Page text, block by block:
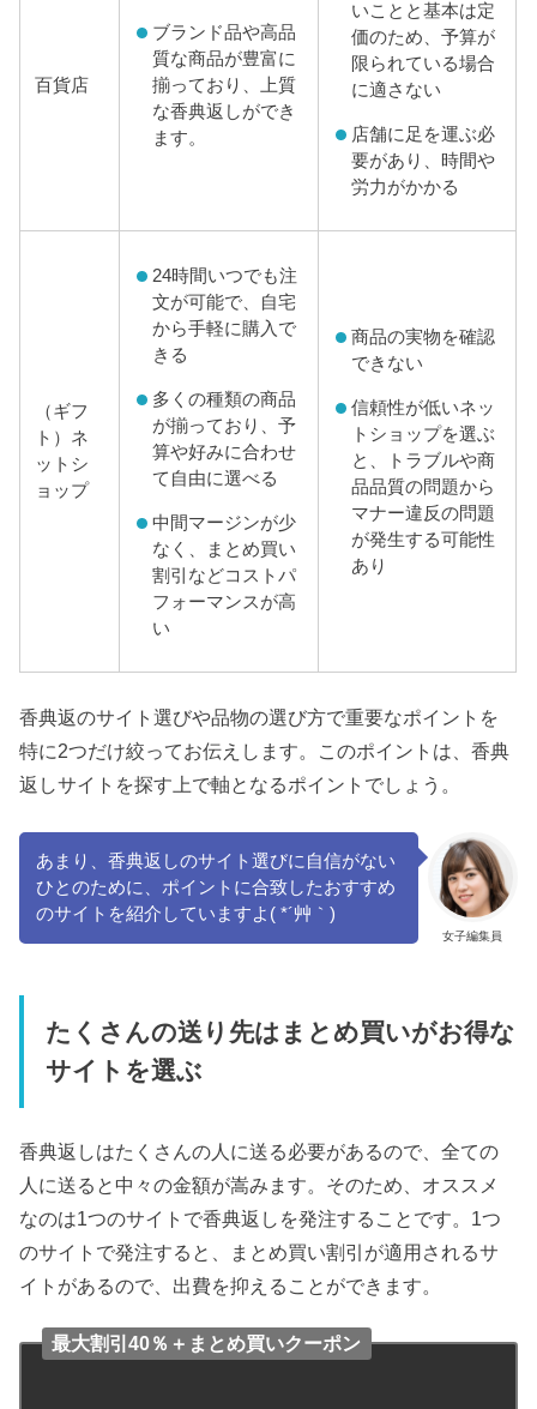
百貨店
ブランド品や高品
質な商品が豊富に
揃っており、上質
な香典返しができ
ます。
いことと基本は定
価のため、予算が
限られている場合
に適さない
店舗に足を運ぶ必
要があり、時間や
労力がかかる
（ギフ
ト）ネ
ットシ
ョップ
24時間いつでも注
文が可能で、自宅
から手軽に購入で
きる
多くの種類の商品
が揃っており、予
算や好みに合わせ
て自由に選べる
中間マージンが少
なく、まとめ買い
割引などコストパ
フォーマンスが高
い
商品の実物を確認
できない
信頼性が低いネッ
トショップを選ぶ
と、トラブルや商
品品質の問題から
マナー違反の問題
が発生する可能性
あり
香典返のサイト選びや品物の選び方で重要なポイントを
特に2つだけ絞ってお伝えします。このポイントは、香典
返しサイトを探す上で軸となるポイントでしょう。
女子編集員
あまり、香典返しのサイト選びに自信がない
ひとのために、ポイントに合致したおすすめ
のサイトを紹介していますよ( *´艸｀)
たくさんの送り先はまとめ買いがお得な
サイトを選ぶ
香典返しはたくさんの人に送る必要があるので、全ての
人に送ると中々の金額が嵩みます。そのため、オススメ
なのは1つのサイトで香典返しを発注することです。1つ
のサイトで発注すると、まとめ買い割引が適用されるサ
イトがあるので、出費を抑えることができます。
最大割引40％＋まとめ買いクーポン